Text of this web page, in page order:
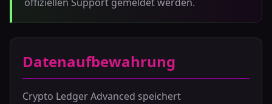
Datenaufbewahrung
Crypto Ledger Advanced speichert